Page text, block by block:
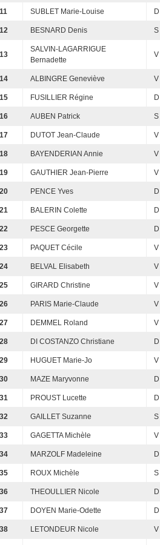
11 SUBLET Marie-Louise D
12 BESNARD Denis S
13
SALVIN-LAGARRIGUE
Bernadette
V
14 ALBINGRE Geneviève V
15 FUSILLIER Régine D
16 AUBEN Patrick S
17 DUTOT Jean-Claude V
18 BAYENDERIAN Annie V
19 GAUTHIER Jean-Pierre V
20 PENCE Yves D
21 BALERIN Colette D
22 PESCE Georgette D
23 PAQUET Cécile V
24 BELVAL Elisabeth V
25 GIRARD Christine V
26 PARIS Marie-Claude V
27 DEMMEL Roland V
28 DI COSTANZO Christiane D
29 HUGUET Marie-Jo V
30 MAZE Maryvonne D
31 PROUST Lucette D
32 GAILLET Suzanne S
33 GAGETTA Michèle V
34 MARZOLF Madeleine D
35 ROUX Michèle S
36 THEOULLIER Nicole D
37 DOYEN Marie-Odette D
38 LETONDEUR Nicole V